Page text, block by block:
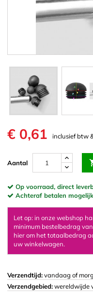
€ 0,61 inclusief btw
Aantal
Op voorraad, direct
Achteraf betalen
Let op: in onze webshop
minimum bestelbedrag
hier om het totaalbedrag
uw winkelwagen.
Verzendtijd:vandaag of
Verzendgebied:wereldwijde